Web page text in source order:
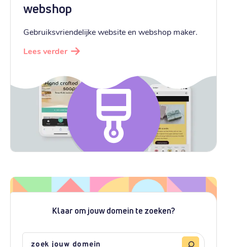
webshop
Gebruiksvriendelijke website en webshop maker.
Lees verder
Klaar om jouw domein te zoeken?